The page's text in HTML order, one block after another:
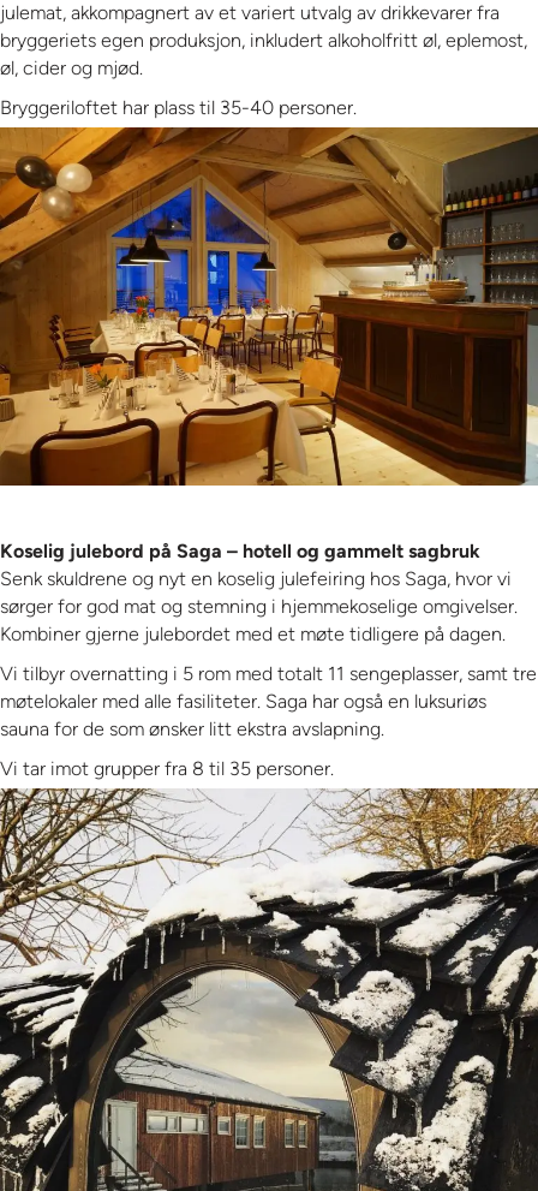
julemat, akkompagnert av et variert utvalg av drikkevarer fra
bryggeriets egen produksjon, inkludert alkoholfritt øl, eplemost,
øl, cider og mjød.
Bryggeriloftet har plass til 35-40 personer.
Koselig julebord på Saga – hotell og gammelt sagbruk
Senk skuldrene og nyt en koselig julefeiring hos Saga, hvor vi
sørger for god mat og stemning i hjemmekoselige omgivelser.
Kombiner gjerne julebordet med et møte tidligere på dagen.
Vi tilbyr overnatting i 5 rom med totalt 11 sengeplasser, samt tre
møtelokaler med alle fasiliteter. Saga har også en luksuriøs
sauna for de som ønsker litt ekstra avslapning.
Vi tar imot grupper fra 8 til 35 personer.